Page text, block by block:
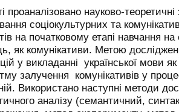
проаналізовано науково-
соціокультурних та
на початковому етапі навчання на
як комунікативи. Метою
у викладанні української мови
залучення комунікативів у
Використано наступні методи
аналізу (семантичний,